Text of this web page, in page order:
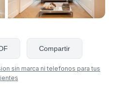
Compartir
sin marca ni telefonos para tus